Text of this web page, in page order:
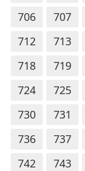
706
707
712
713
718
719
724
725
730
731
736
737
742
743